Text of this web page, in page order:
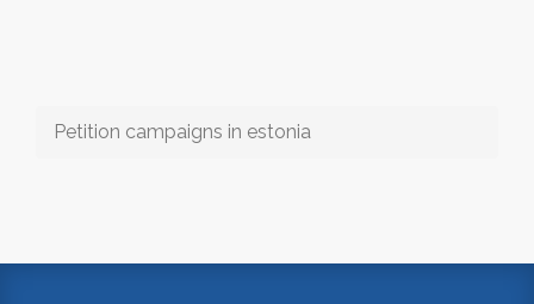
Petition campaigns in estonia